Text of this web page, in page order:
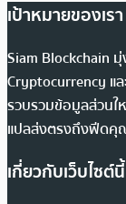
เป้าหมายของเรา
Siam Blockchain
Cryptocurrency แล
รวบรวมข้อมูลส่วนใ
แปลส่งตรงถึงฟีดคุ
เกี่ยวกับเว็บไซต์นี้